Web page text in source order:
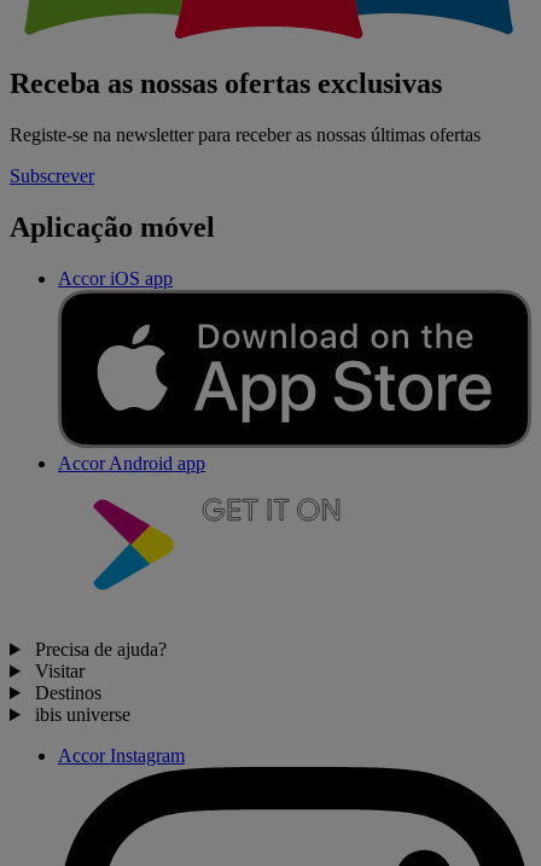
Receba as nossas ofertas exclusivas
Registe-se na newsletter para receber as nossas últimas ofertas
Subscrever
Aplicação móvel
Accor iOS app
Accor Android app
Precisa de ajuda?
Visitar
Destinos
ibis universe
Accor Instagram